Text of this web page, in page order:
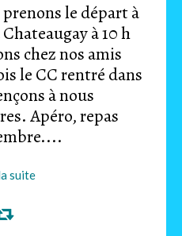
le départ à
à 10 h
chez nos amis
le CC rentré dans
à nous
Apéro, repas
suite